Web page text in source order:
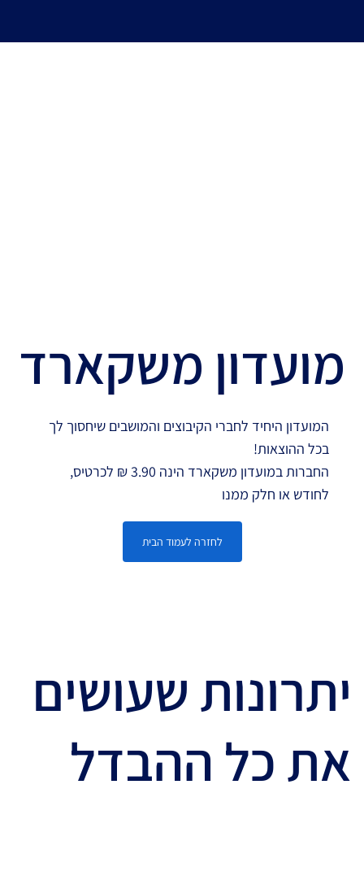
מועדון משקארד
המועדון היחיד לחברי הקיבוצים והמושבים שיחסוך לך
בכל ההוצאות!
החברות במועדון משקארד הינה 3.90 ₪ לכרטיס,
לחודש או חלק ממנו
לחזרה לעמוד הבית
יתרונות שעושים
את כל ההבדל